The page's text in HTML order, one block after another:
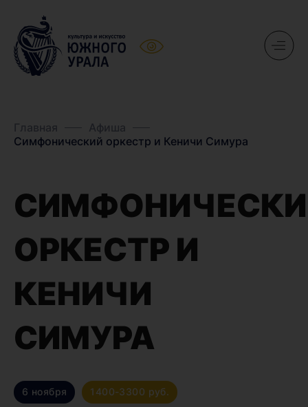
Главная
Афиша
Симфонический оркестр и Кеничи Симура
ОРКЕСТР И
КЕНИЧИ
СИМУРА
6 ноября 1400-3300 руб.